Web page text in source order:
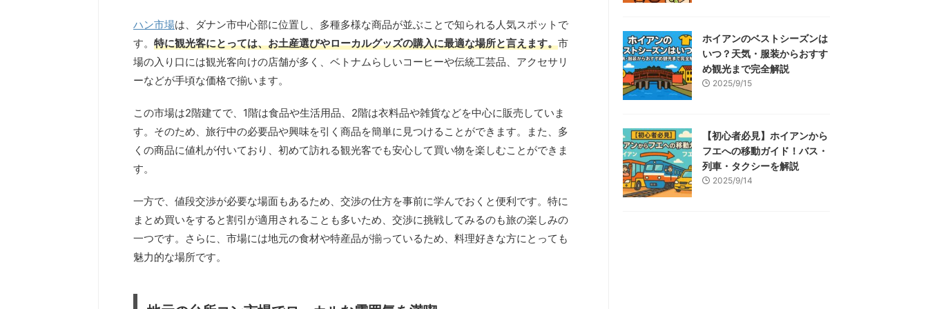
ハン市場は、ダナン市中心部に位置し、多種多様な商品が並ぶことで知られる人気スポットで
す。 特に観光客にとっては、お土産選びやローカルグッズの購入に最適な場所と言えます。市
場の入り口には観光客向けの店舗が多く、ベトナムらしいコーヒーや伝統工芸品、アクセサリ
ーなどが手頃な価格で揃います。
この市場は2階建てで、1階は食品や生活用品、2階は衣料品や雑貨などを中心に販売していま
す。そのため、旅行中の必要品や興味を引く商品を簡単に見つけることができます。また、多
くの商品に値札が付いており、初めて訪れる観光客でも安心して買い物を楽しむことができま
す。
一方で、値段交渉が必要な場面もあるため、交渉の仕方を事前に学んでおくと便利です。特に
まとめ買いをすると割引が適用されることも多いため、交渉に挑戦してみるのも旅の楽しみの
一つです。さらに、市場には地元の食材や特産品が揃っているため、料理好きな方にとっても
魅力的な場所です。
ホイアンのベストシーズンは
いつ？天気・服装からおすす
め観光まで完全解説
2025/9/15
【初心者必見】ホイアンから
フエへの移動ガイド！バス・
列車・タクシーを解説
2025/9/14